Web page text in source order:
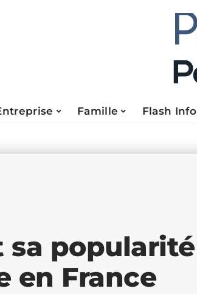
Famille Flash Info
sa popularité
en France